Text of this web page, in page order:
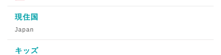
現住国
Japan
キッズ